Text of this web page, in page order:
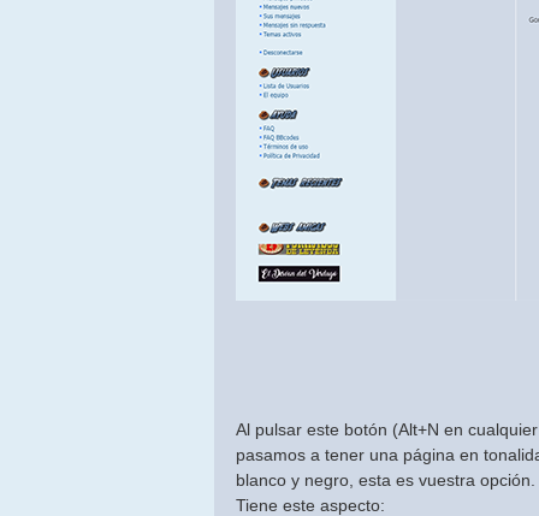
Al pulsar este botón (Alt+N en
pasamos a tener una página en
blanco y negro, esta es vuestra opción.
Tiene este aspecto: